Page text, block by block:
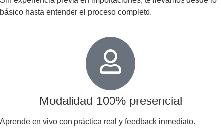
básico hasta entender el proceso completo.
Modalidad 100% presencial
Aprende en vivo con práctica real y feedback inmediato.